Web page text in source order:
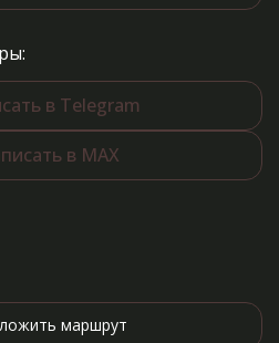
в Telegram
в MAX
маршрут